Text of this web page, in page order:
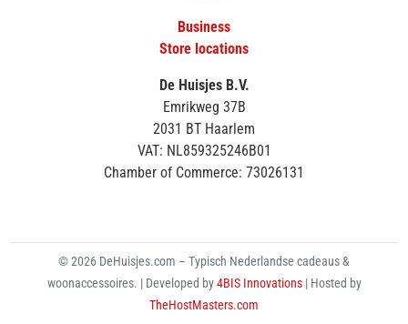
Business
Store locations
De Huisjes B.V.
Emrikweg 37B
2031 BT Haarlem
VAT: NL859325246B01
Chamber of Commerce: 73026131
© 2026 DeHuisjes.com – Typisch Nederlandse cadeaus &
woonaccessoires. | Developed by4BIS Innovations | Hosted by
TheHostMasters.com